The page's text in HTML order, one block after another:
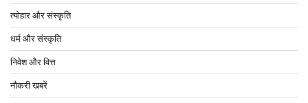
त्योहार और संस्कृति
धर्म और संस्कृति
निवेश और वित्त
नौकरी खबरें